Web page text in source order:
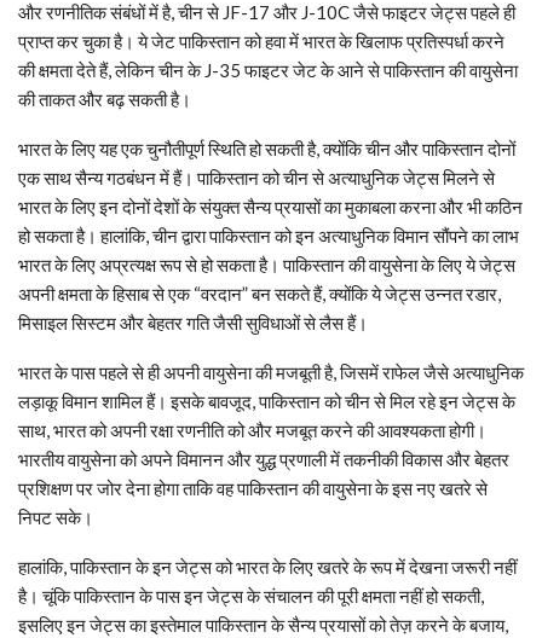
और रणनीतिक संबंधों में है, चीन से JF-17 और J-10C जैसे फाइटर जेट्स पहले ही
प्राप्त कर चुका है। ये जेट पाकिस्तान को हवा में भारत के खिलाफ प्रतिस्पर्धा करने
की क्षमता देते हैं, लेकिन चीन के J-35 फाइटर जेट के आने से पाकिस्तान की वायुसेना
की ताकत और बढ़ सकती है।
भारत के लिए यह एक चुनौतीपूर्ण स्थिति हो सकती है, क्योंकि चीन और पाकिस्तान दोनों
एक साथ सैन्य गठबंधन में हैं। पाकिस्तान को चीन से अत्याधुनिक जेट्स मिलने से
भारत के लिए इन दोनों देशों के संयुक्त सैन्य प्रयासों का मुकाबला करना और भी कठिन
हो सकता है। हालांकि, चीन द्वारा पाकिस्तान को इन अत्याधुनिक विमान सौंपने का लाभ
भारत के लिए अप्रत्यक्ष रूप से हो सकता है। पाकिस्तान की वायुसेना के लिए ये जेट्स
अपनी क्षमता के हिसाब से एक “वरदान” बन सकते हैं, क्योंकि ये जेट्स उन्नत रडार,
मिसाइल सिस्टम और बेहतर गति जैसी सुविधाओं से लैस हैं।
भारत के पास पहले से ही अपनी वायुसेना की मजबूती है, जिसमें राफेल जैसे अत्याधुनिक
लड़ाकू विमान शामिल हैं। इसके बावजूद, पाकिस्तान को चीन से मिल रहे इन जेट्स के
साथ, भारत को अपनी रक्षा रणनीति को और मजबूत करने की आवश्यकता होगी।
भारतीय वायुसेना को अपने विमानन और युद्ध प्रणाली में तकनीकी विकास और बेहतर
प्रशिक्षण पर जोर देना होगा ताकि वह पाकिस्तान की वायुसेना के इस नए खतरे से
निपट सके।
हालांकि, पाकिस्तान के इन जेट्स को भारत के लिए खतरे के रूप में देखना जरूरी नहीं
है। चूंकि पाकिस्तान के पास इन जेट्स के संचालन की पूरी क्षमता नहीं हो सकती,
इसलिए इन जेट्स का इस्तेमाल पाकिस्तान के सैन्य प्रयासों को तेज़ करने के बजाय,